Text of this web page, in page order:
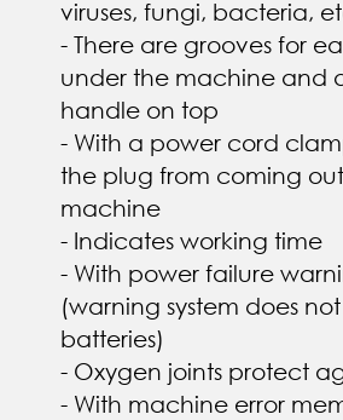
viruses, fungi, bacteria,
- There are grooves for
under the machine and
handle on top
- With a power cord
the plug from coming
machine
- Indicates working time
- With power failure
(warning system does
batteries)
- Oxygen joints protect
- With machine error